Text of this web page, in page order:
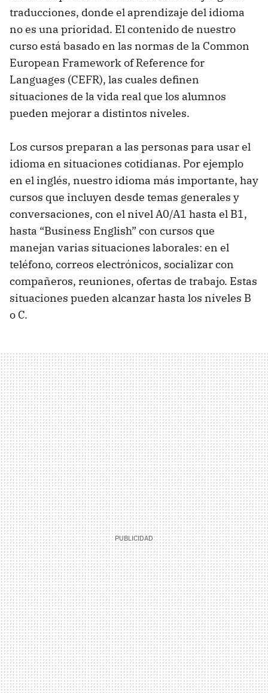
traducciones, donde el aprendizaje del idioma
no es una prioridad. El contenido de nuestro
curso está basado en las normas de la Common
European Framework of Reference for
Languages (CEFR), las cuales definen
situaciones de la vida real que los alumnos
pueden mejorar a distintos niveles.
Los cursos preparan a las personas para usar el
idioma en situaciones cotidianas. Por ejemplo
en el inglés, nuestro idioma más importante, hay
cursos que incluyen desde temas generales y
conversaciones, con el nivel A0/A1 hasta el B1,
hasta “Business English” con cursos que
manejan varias situaciones laborales: en el
teléfono, correos electrónicos, socializar con
compañeros, reuniones, ofertas de trabajo. Estas
situaciones pueden alcanzar hasta los niveles B
o C.